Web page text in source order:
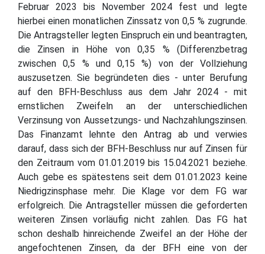
Februar 2023 bis November 2024 fest und legte
hierbei einen monatlichen Zinssatz von 0,5 % zugrunde.
Die Antragsteller legten Einspruch ein und beantragten,
die Zinsen in Höhe von 0,35 % (Differenzbetrag
zwischen 0,5 % und 0,15 %) von der Vollziehung
auszusetzen. Sie begründeten dies - unter Berufung
auf den BFH-Beschluss aus dem Jahr 2024 - mit
ernstlichen Zweifeln an der unterschiedlichen
Verzinsung von Aussetzungs- und Nachzahlungszinsen.
Das Finanzamt lehnte den Antrag ab und verwies
darauf, dass sich der BFH-Beschluss nur auf Zinsen für
den Zeitraum vom 01.01.2019 bis 15.04.2021 beziehe.
Auch gebe es spätestens seit dem 01.01.2023 keine
Niedrigzinsphase mehr. Die Klage vor dem FG war
erfolgreich. Die Antragsteller müssen die geforderten
weiteren Zinsen vorläufig nicht zahlen. Das FG hat
schon deshalb hinreichende Zweifel an der Höhe der
angefochtenen Zinsen, da der BFH eine von der